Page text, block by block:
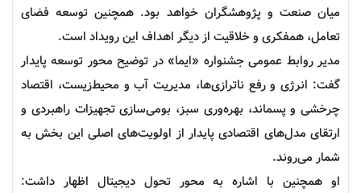
میان صنعت و پژوهشگران خواهد بود. همچنین توسعه فضای
تعامل، همفکری و خلاقیت از دیگر اهداف این رویداد است.
مدیر روابط عمومیجشنواره «ایما» در توضیح محور توسعه پایدار
گفت: انرژی و رفع ناترازی‌ها، مدیریت آب و محیط‌زیست، اقتصاد
چرخشی و پسماند، بهره‌وری سبز، بومی‌سازی تجهیزات راهبردی و
ارتقای مدل‌های اقتصادی پایدار از اولویت‌های اصلی این بخش به
شمار می‌روند.
او همچنین با اشاره به محور تحولدیجیتال اظهار داشت: